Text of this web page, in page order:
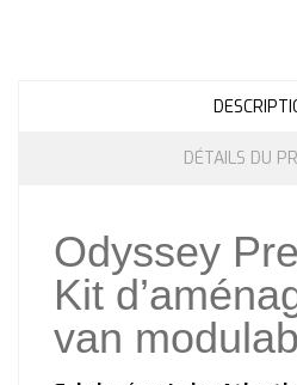
DÉTAILS DU
Odyssey
Kit
van